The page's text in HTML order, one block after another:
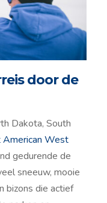
door de
Dakota, South
American West
gedurende de
sneeuw, mooie
bizons die actief